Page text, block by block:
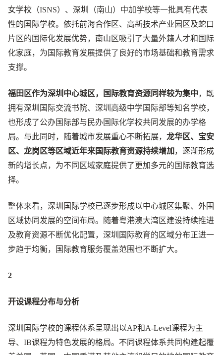
女学校（ISNS）、深圳（南山）中加学校等一批具有代表
性的国际学校。依托前海合作区、高新技术产业园区及蛇口
片区的国际化发展优势，南山区吸引了大量外籍人才和国际
化家庭，为国际教育发展提供了良好的市场基础和教育需求
支撑。
福田区作为深圳中心城区，国际教育资源同样较为集中，既
拥有深圳国际交流书院、深圳高级中学国际部等知名学校，
也形成了公办国际部与民办国际化学校共同发展的办学格
局。与此同时，随着城市发展重心不断拓展， 龙华区、宝安
区、龙岗区等区域近年来国际教育资源持续增加 ，逐渐形成
新的增长点，为不同区域家庭提供了更加多元的国际教育选
择。
整体来看，深圳国际学校已逐步形成以中心城区集聚、外围
区域协同发展的空间布局。随着粤港澳大湾区建设持续推进
及教育资源不断优化配置，深圳国际教育的区域分布正进一
步趋于均衡，国际教育服务覆盖范围也不断扩大。
2
开设课程分布与分析
深圳国际学校的课程体系呈现出以AP和A-Level课程为主
导、IB课程为特色发展的格局。不同课程体系共同构建起覆